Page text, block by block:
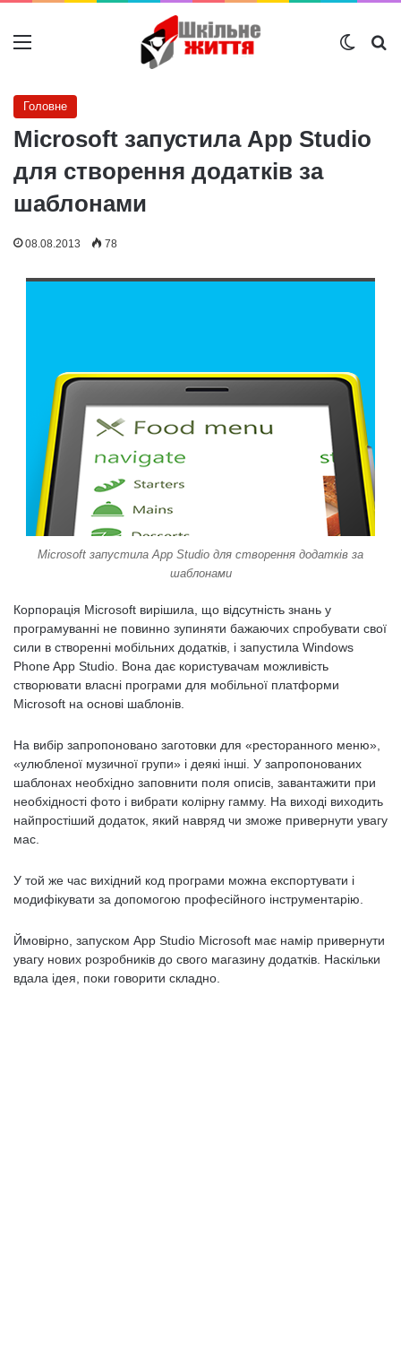
Меню
Головне
Microsoft запустила App Studio
для створення додатків за
шаблонами
08.08.2013 78
Microsoft запустила App Studio для створення додатків за
шаблонами
Корпорація Microsoft вирішила, що відсутність знань у
програмуванні не повинно зупиняти бажаючих спробувати свої
сили в створенні мобільних додатків, і запустила Windows
Phone App Studio. Вона дає користувачам можливість
створювати власні програми для мобільної платформи
Microsoft на основі шаблонів.
На вибір запропоновано заготовки для «ресторанного меню»,
«улюбленої музичної групи» і деякі інші. У запропонованих
шаблонах необхідно заповнити поля описів, завантажити при
необхідності фото і вибрати колірну гамму. На виході виходить
найпростіший додаток, який навряд чи зможе привернути увагу
мас.
У той же час вихідний код програми можна експортувати і
модифікувати за допомогою професійного інструментарію.
Ймовірно, запуском App Studio Microsoft має намір привернути
увагу нових розробників до свого магазину додатків. Наскільки
вдала ідея, поки говорити складно.